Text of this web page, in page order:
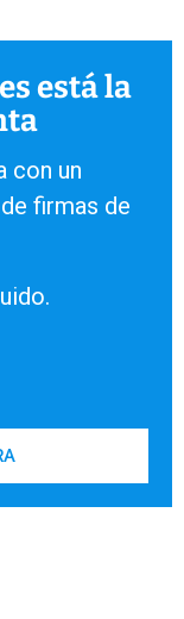
está la
con un
firmas de